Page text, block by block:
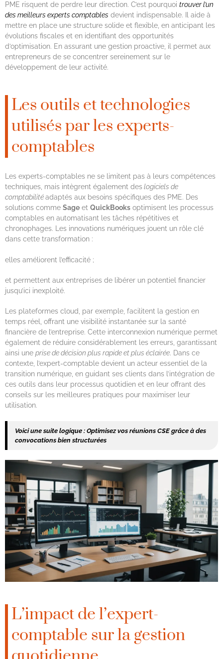
PME risquent de perdre leur direction. C’est pourquoi trouver l’un
des meilleurs experts comptables devient indispensable. Il aide à
mettre en place une structure solide et flexible, en anticipant les
évolutions fiscales et en identifiant des opportunités
d’optimisation. En assurant une gestion proactive, il permet aux
entrepreneurs de se concentrer sereinement sur le
développement de leur activité.
Les outils et technologies
utilisés par les experts-
comptables
Les experts-comptables ne se limitent pas à leurs compétences
techniques, mais intègrent également deslogiciels de
comptabilitéadaptés aux besoins spécifiques des PME. Des
solutions comme Sage et QuickBooks optimisent les processus
comptables en automatisant les tâches répétitives et
chronophages. Les innovations numériques jouent un rôle clé
dans cette transformation :
elles améliorent l’efficacité ;
et permettent aux entreprises de libérer un potentiel financier
jusqu’ici inexploité.
Les plateformes cloud, par exemple, facilitent la gestion en
temps réel, offrant une visibilité instantanée sur la santé
financière de l’entreprise. Cette interconnexion numérique permet
également de réduire considérablement les erreurs, garantissant
ainsi une prise de décision plus rapide et plus éclairée. Dans ce
contexte, l’expert-comptable devient un acteur essentiel de la
transition numérique, en guidant ses clients dans l’intégration de
ces outils dans leur processus quotidien et en leur offrant des
conseils sur les meilleures pratiques pour maximiser leur
utilisation.
Voici une suite logique : Optimisez vos réunions CSE grâce à des
convocations bien structurées
L’impact de l’expert-
comptable sur la gestion